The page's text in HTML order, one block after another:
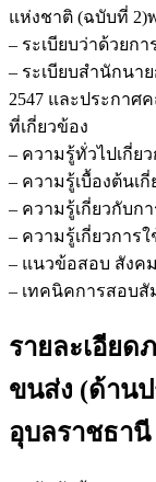
แห่งชาติ (ฉบับที่ 2)
– ระเบียบว่าด้วยก
– ระเบียบสำนักนา
2547 และประกาศ
ที่เกี่ยวข้อง
– ความรู้ทั่วไปเกี่ย
– ความรู้เบื้องต้นเ
– ความรู้เกี่ยวกับก
– ความรู้เกี่ยวการ
– แนวข้อสอบ สังค
– เทคนิคการสอบ
รายละเอียด
ขนส่ง (ด้าน
อุบลราชธานี